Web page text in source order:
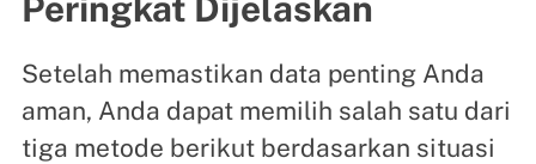
Setelah memastikan data penting Anda
aman, Anda dapat memilih salah satu dari
tiga metode berikut berdasarkan situasi